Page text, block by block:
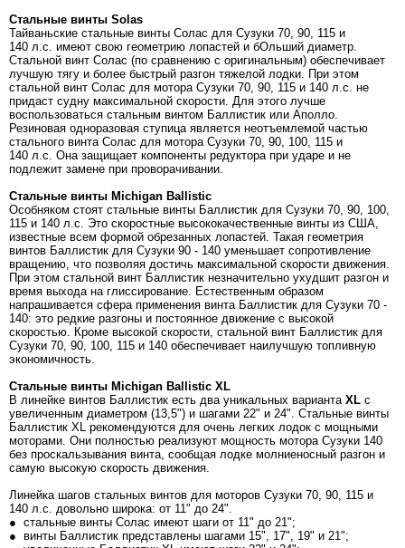
Стальные винты Solas
Тайваньские стальные винты Солас для Сузуки 70, 90, 115 и
140 л.с. имеют свою геометрию лопастей и бОльший диаметр.
Стальной винт Солас (по сравнению с оригинальным) обеспечивает
лучшую тягу и более быстрый разгон тяжелой лодки. При этом
стальной винт Солас для мотора Сузуки 70, 90, 115 и 140 л.с. не
придаст судну максимальной скорости. Для этого лучше
воспользоваться стальным винтом Баллистик или Аполло.
Резиновая одноразовая ступица является неотъемлемой частью
стального винта Солас для мотора Сузуки 70, 90, 100, 115 и
140 л.с. Она защищает компоненты редуктора при ударе и не
подлежит замене при проворачивании.
Стальные винты Michigan Ballistic
Особняком стоят стальные винты Баллистик для Сузуки 70, 90, 100,
115 и 140 л.с. Это скоростные высококачественные винты из США,
известные всем формой обрезанных лопастей. Такая геометрия
винтов Баллистик для Сузуки 90 - 140 уменьшает сопротивление
вращению, что позволяя достичь максимальной скорости движения.
При этом стальной винт Баллистик незначительно ухудшит разгон и
время выхода на глиссирование. Естественным образом
напрашивается сфера применения винта Баллистик для Сузуки 70 -
140: это редкие разгоны и постоянное движение с высокой
скоростью. Кроме высокой скорости, стальной винт Баллистик для
Сузуки 70, 90, 100, 115 и 140 обеспечивает наилучшую топливную
экономичность.
Стальные винты Michigan Ballistic XL
В линейке винтов Баллистик есть два уникальных варианта XL с
увеличенным диаметром (13,5") и шагами 22" и 24". Стальные винты
Баллистик XL рекомендуются для очень легких лодок с мощными
моторами. Они полностью реализуют мощность мотора Сузуки 140
без проскальзывания винта, сообщая лодке молниеносный разгон и
самую высокую скорость движения.
Линейка шагов стальных винтов для моторов Сузуки 70, 90, 115 и
140 л.с. довольно широка: от 11" до 24".
● стальные винты Солас имеют шаги от 11" до 21";
● винты Баллистик представлены шагами 15", 17", 19" и 21";